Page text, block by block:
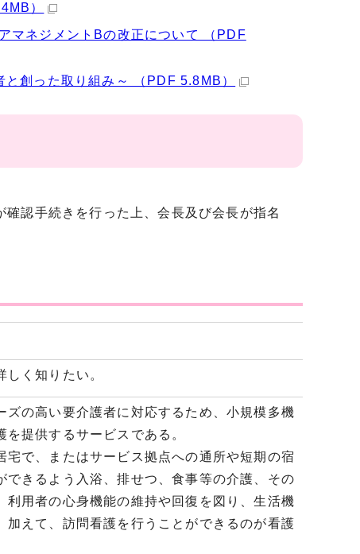
）
マネジメントBの改正について （PDF
創った取り組み～ （PDF 5.8MB）
認手続きを行った上、会長及び会長が指名
く知りたい。
の高い要介護者に対応するため、小規模多機
提供するサービスである。
で、またはサービス拠点への通所や短期の宿
きるよう入浴、排せつ、食事等の介護、その
用者の心身機能の維持や回復を図り、生活機
えて、訪問看護を行うことができるのが看護